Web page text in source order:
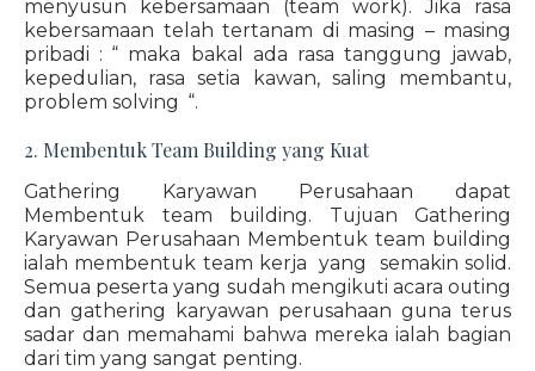
menyusun kebersamaan (team work). Jika rasa
kebersamaan telah tertanam di masing – masing
pribadi : “ maka bakal ada rasa tanggung jawab,
kepedulian, rasa setia kawan, saling membantu,
problem solving “.
2. Membentuk Team Building yang Kuat
Gathering Karyawan Perusahaan dapat
Membentuk team building. Tujuan Gathering
Karyawan Perusahaan Membentuk team building
ialah membentuk team kerja yang semakin solid.
Semua peserta yang sudah mengikuti acara outing
dan gathering karyawan perusahaan guna terus
sadar dan memahami bahwa mereka ialah bagian
dari tim yang sangat penting.